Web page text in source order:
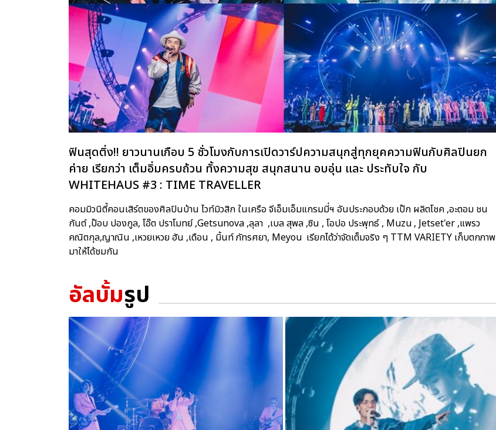
ฟินสุดติ่ง!! ยาวนานเกือบ 5 ชั่วโมงกับการเปิดวาร์ปความสนุกสู่ทุกยุคความฟินกับศิลปินยก
ค่าย เรียกว่า เต็มอิ่มครบถ้วน ทั้งความสุข สนุกสนาน อบอุ่น และ ประทับใจ กับ
WHITEHAUS #3 : TIME TRAVELLER
คอมมิวนิตี้คอนเสิร์ตของศิลปินบ้าน ไวท์มิวสิก ในเครือ จีเอ็มเอ็มแกรมมี่ฯ อันประกอบด้วย เป๊ก ผลิตโชค ,อะตอม ชน
กันต์ ,ป๊อบ ปองกูล, โอ๊ต ปราโมทย์ ,Getsunova ,ลุลา ,เบล สุพล ,ซิน , โอปอ ประพุทธ์ , Muzu , Jetset'er ,แพรว
คณิตกุล,ญาณิน ,เหวยเหวย ฮัน ,เดือน , มิ้นท์ ภัทรศยา, Meyou เรียกได้ว่าจัดเต็มจริง ๆ TTM VARIETY เก็บตกภาพ
มาให้ได้ชมกัน
อัลบั้มรูป